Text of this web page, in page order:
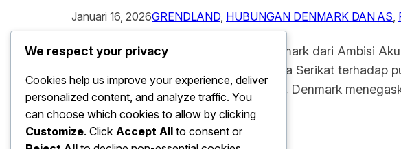
Januari 16, 2026GRENDLAND, HUBUNGAN DENMARK DAN AS,
Wilayah Greenland Tetap Di jaga Denmark dari Ambisi
mencuatnya isu ambisi akuisisi Amerika Serikat
muncul dalam beberapa tahun terakhir, Denmark
sampaikan…
We respect your privacy
Cookies help us improve your experience, deliver
personalized content, and analyze traffic. You
can choose which cookies to allow by clicking
Customize. Click Accept All to consent or